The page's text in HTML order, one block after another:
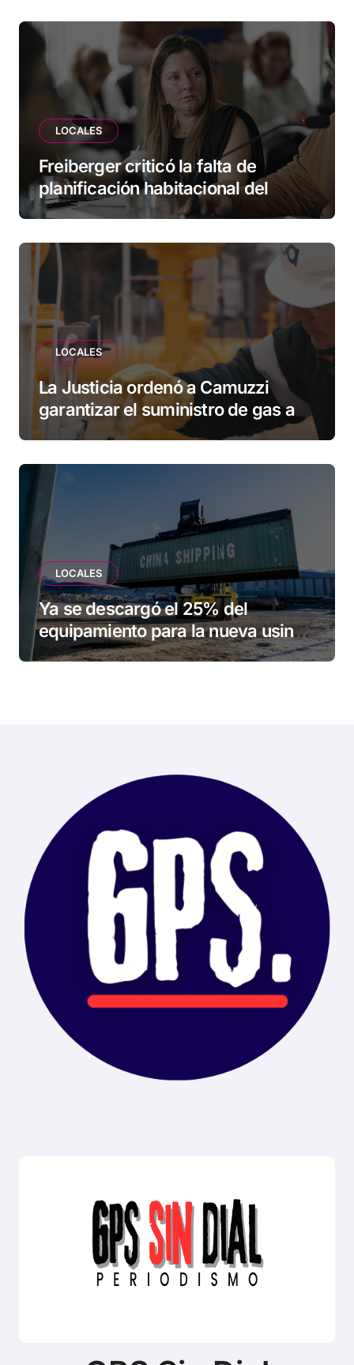
LOCALES
Freiberger criticó la falta de
planificación habitacional del
Municipio: “Vuoto deja afuera a
esperando”
LOCALES
La Justicia ordenó a Camuzzi
garantizar el suministro de gas a
una familia de Tolhuin
LOCALES
Ya se descargó el 25% del
equipamiento para la nueva usina
de Ushuaia